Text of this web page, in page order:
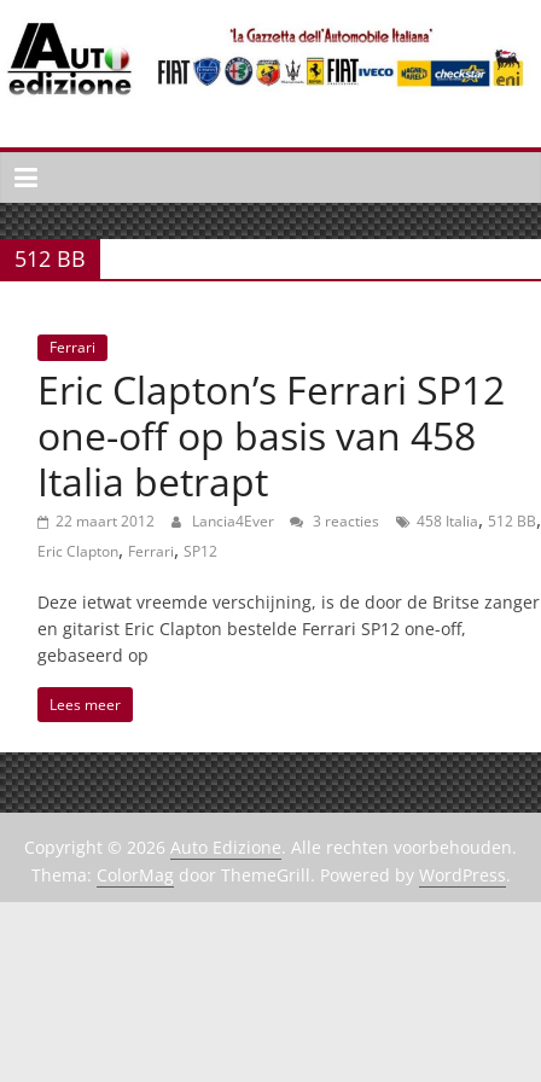
naar
inhoud
Auto
Edizione
La
Gazetta
dell'Automobile
Italiaans
autonieuws
lifestyle
512 BB
Ferrari
Eric Clapton’s Ferrari SP12
one-off op basis van 458
Italia betrapt
22 maart 2012 Lancia4Ever 3 reacties 458 Italia, 512 BB,
Eric Clapton, Ferrari, SP12
Deze ietwat vreemde verschijning, is de door de Britse zanger
en gitarist Eric Clapton bestelde Ferrari SP12 one-off,
gebaseerd op
Lees meer
Copyright © 2026 Auto Edizione. Alle rechten voorbehouden.
Thema: ColorMag door ThemeGrill. Powered by WordPress.